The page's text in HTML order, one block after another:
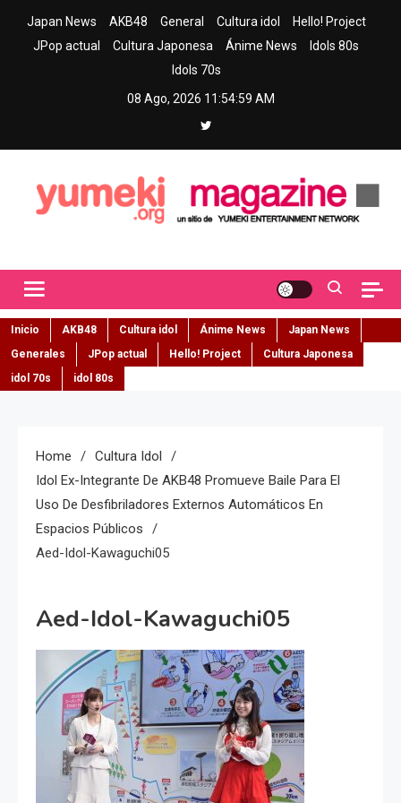
Japan News AKB48 General Cultura idol
Hello! Project
JPop actual
Cultura Japonesa Ánime News
Idols 80s
Idols 70s
08 Ago, 2026 11:55:00 AM
Inicio AKB48 Cultura idol Ánime News
Japan News
Generales
JPop actual Hello! Project
Cultura Japonesa
idol 70s
idol 80s
Home
Cultura Idol
Idol Ex-Integrante De AKB48 Promueve Baile Para El
Uso De Desfibriladores Externos Automáticos En
Espacios Públicos
Aed-Idol-Kawaguchi05
Aed-Idol-Kawaguchi05